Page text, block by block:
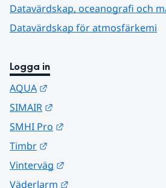
Datavärdskap, oceanografi och
Datavärdskap för atmosfärkemi
Logga in
AQUA
SIMAIR
SMHI Pro
Timbr
Vinterväg
Väderlarm